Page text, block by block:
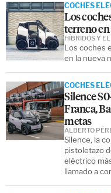
COCHES
Los
terreno
Los coches
en la nueva
HÍBRIDOS Y
COCHES
Silence
Franca,
metas
Silence, la
pistoletazo
eléctrico
llamado a
ALBERTO